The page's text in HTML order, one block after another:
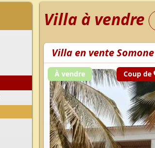
Villa à vendre
Villa en vente Somone
À vendre Coup de